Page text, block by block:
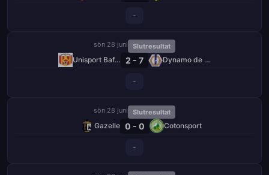
-
sön 28 juni Slutresultat
Unisport Bafang 2 - 7 Dynamo de Douala
-
sön 28 juni Slutresultat
Gazelle 0 - 0 Cotonsport
-